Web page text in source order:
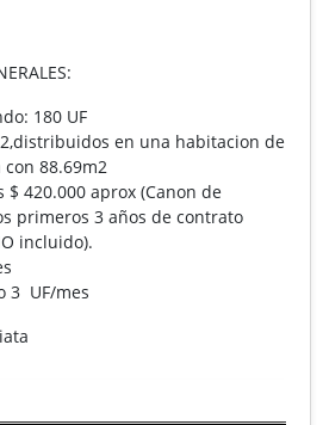
180 UF
en una habitacion de
88.69m2
$ 420.000 aprox (Canon de
primeros 3 años de contrato
incluido).
3 UF/mes